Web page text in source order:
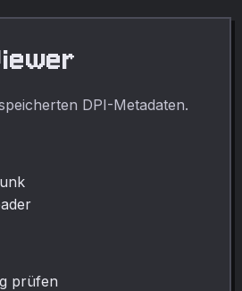
DPI-Metadaten.
prüfen